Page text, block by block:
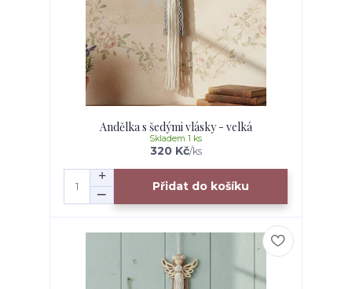
Andělka s šedými vlásky - velká
320 Kč/ks
Skladem 1 ks
Přidat do košíku